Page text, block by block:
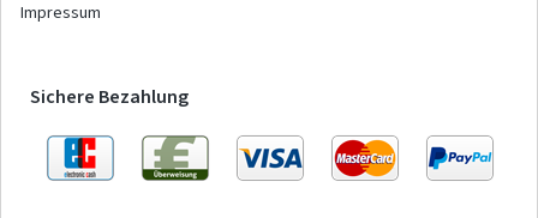
Impressum
Sichere Bezahlung